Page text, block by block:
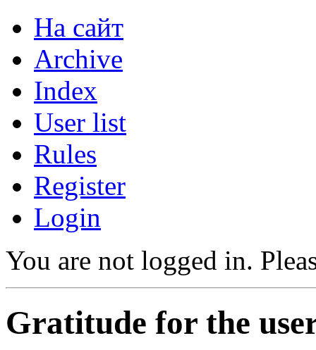
На сайт
Archive
Index
User list
Rules
Register
Login
You are not logged in.
Gratitude for the